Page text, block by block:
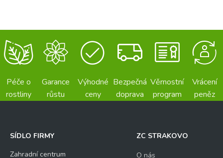
Péče o
rostliny
Garance
růstu
Výhodné
ceny
Bezpečná
doprava
Věrnostní
program
Vrácení
peněz
SÍDLO FIRMY
Zahradní centrum
ZC STRAKOVO
O nás